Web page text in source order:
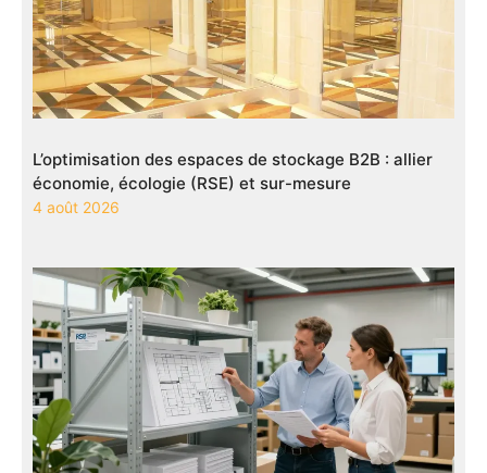
L’optimisation des espaces de stockage B2B : allier
économie, écologie (RSE) et sur-mesure
4 août 2026